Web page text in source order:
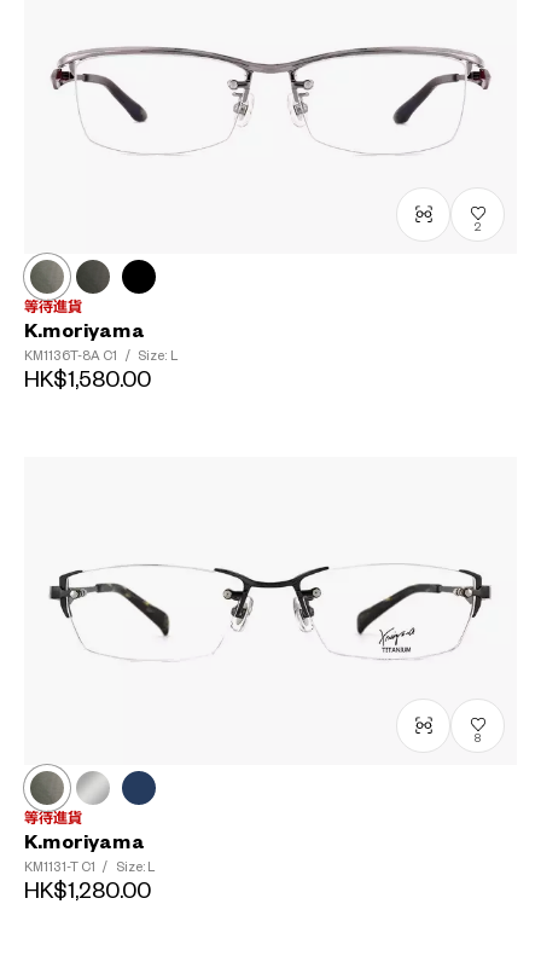
2
等待進貨
K.moriyama
KM1136T-8A C1 / Size: L
HK$1,580.00
8
等待進貨
K.moriyama
KM1131-T C1 / Size: L
HK$1,280.00